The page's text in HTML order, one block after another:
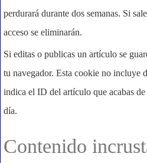
perdurará durante dos semanas. Si
acceso se eliminarán.
Si editas o publicas un artículo se
tu navegador. Esta cookie no incluye
indica el ID del artículo que acabas de
día.
Contenido